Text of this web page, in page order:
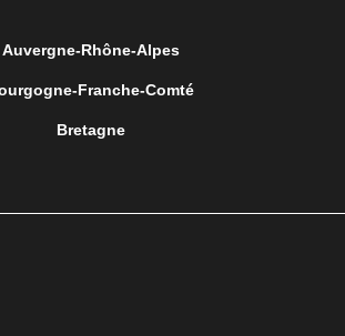
Auvergne-Rhône-Alpes
Franche-Comté
Bretagne